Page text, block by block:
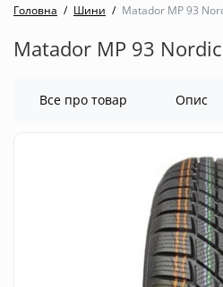
Головна Шини Matador MP 93
Matador MP 93
Все про товар Опис